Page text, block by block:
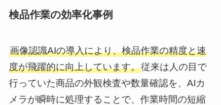
検品作業の効率化事例
画像認識AIの導入により、検品作業の精度と速
度が飛躍的に向上しています。従来は人の目で
行っていた商品の外観検査や数量確認を、AIカ
メラが瞬時に処理することで、作業時間の短縮